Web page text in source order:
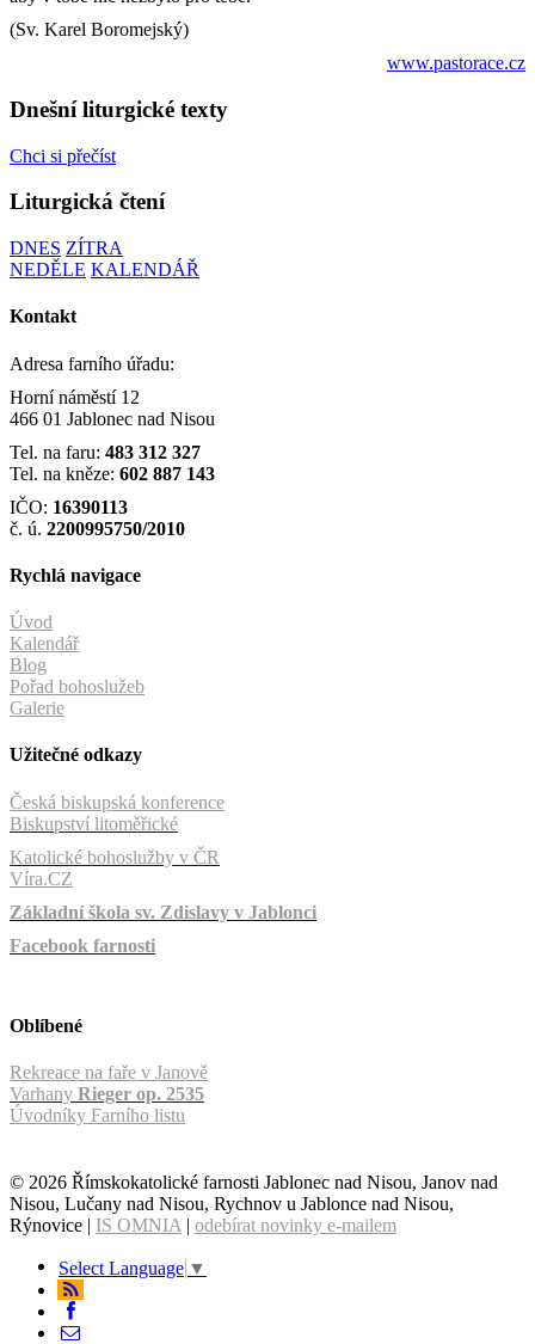
(Sv. Karel Boromejský)
www.pastorace.cz
Dnešní liturgické texty
Chci si přečíst
Liturgická čtení
DNES ZÍTRA
NEDĚLE KALENDÁŘ
Kontakt
Adresa farního úřadu:
Horní náměstí 12
466 01 Jablonec nad Nisou
Tel. na faru: 483 312 327
Tel. na kněze: 602 887 143
IČO: 16390113
č. ú. 2200995750/2010
Rychlá navigace
Úvod
Kalendář
Blog
Pořad bohoslužeb
Galerie
Užitečné odkazy
Česká biskupská konference
Biskupství litoměřické
Katolické bohoslužby v ČR
Víra.CZ
Základní škola sv. Zdislavy v Jablonci
Facebook farnosti
Oblíbené
Rekreace na faře v Janově
Varhany Rieger op. 2535
Úvodníky Farního listu
© 2026 Římskokatolické farnosti Jablonec nad Nisou, Janov nad
Nisou, Lučany nad Nisou, Rychnov u Jablonce nad Nisou,
Rýnovice | IS OMNIA | odebírat novinky e-mailem
Select Language ▼